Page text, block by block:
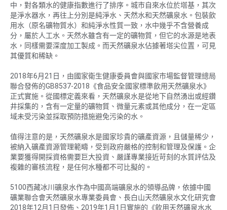
中，對各類水的健康指數進行了排序。城市自來水位於塔基，其次
是淨水器水，再往上分別是純淨水、天然水和天然礦泉水。包裝飲
用水（原名礦物質水）和純淨水性質一致，水中幾乎不含營養成
分，屬於人工水。天然水雖含有一定的礦物質，但它的水源是地表
水，同樣需要深度加工製成。而天然礦泉水佔據著塔尖位置，可見
其優質和稀缺。
2018年6月21日，由國家衛生健康委員會與國家市場監督管理總局
聯合發佈的GB8537-2018《食品安全國家標準飲用天然礦泉水》
正式實施。從國標定義來看，天然礦泉水是從地下自然湧出或經鑽
井採集的，含有一定量的礦物質、微量元素或其他成分，在一定區
域未受污染並採取預防措施避免污染的水。
值得注意的是，天然礦泉水是國家珍貴的礦產資源，且儲量稀少，
被納入礦產資源管理範疇，受到政府嚴格的控制和管理及保護。企
業要獲得開採資格需要巨大投資、嚴謹專業接近苛刻的水質評估及
複雜的審核流程，是任何水種都不可比擬的。
5100西藏冰川礦泉水作為中國高端礦泉水的領導品牌，依據中國
礦業聯合會天然礦泉水專業委員會、長白山天然礦泉水文化研究會
2018年12月1日發佈、2019年1月1日實施的《飲用天然礦泉水水